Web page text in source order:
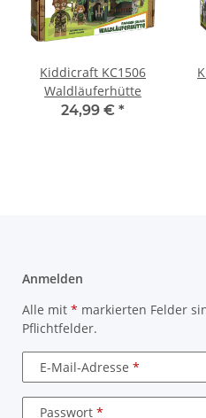
Kiddicraft KC1506
Waldläuferhütte
24,99 € *
Anmelden
Alle mit * markierten Felder
Pflichtfelder.
E-Mail-Adresse
Passwort